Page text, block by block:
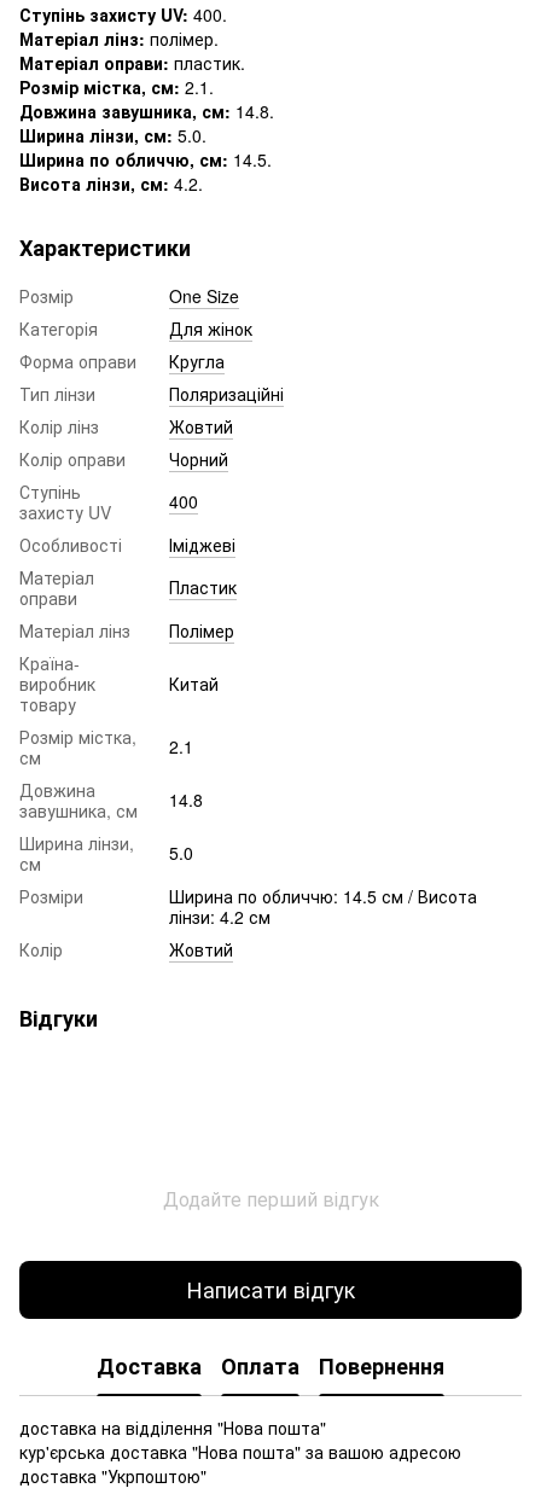
Ступінь захисту UV: 400.
Матеріал лінз: полімер.
Матеріал оправи: пластик.
Розмір містка, см: 2.1.
Довжина завушника, см: 14.8.
Ширина лінзи, см: 5.0.
Ширина по обличчю, см: 14.5.
Висота лінзи, см: 4.2.
Характеристики
Розмір
One Size
Категорія
Для жінок
Форма оправи
Кругла
Тип лінзи
Поляризаційні
Колір лінз
Жовтий
Колір оправи
Чорний
Ступінь
захисту UV
400
Особливості
Іміджеві
Матеріал
оправи
Пластик
Матеріал лінз
Полімер
Країна-
виробник
товару
Китай
Розмір містка,
см
2.1
Довжина
завушника, см
14.8
Ширина лінзи,
см
5.0
Розміри
Ширина по обличчю: 14.5 см / Висота
лінзи: 4.2 см
Колір
Жовтий
Відгуки
Додайте перший відгук
Написати відгук
Доставка Оплата Повернення
доставка на відділення "Нова пошта"
кур'єрська доставка "Нова пошта" за вашою адресою
доставка "Укрпоштою"